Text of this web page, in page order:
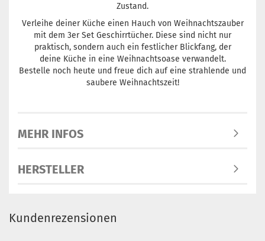
Zustand.
Verleihe deiner Küche einen Hauch von Weihnachtszauber
mit dem 3er Set Geschirrtücher. Diese sind nicht nur
praktisch, sondern auch ein festlicher Blickfang, der
deine Küche in eine Weihnachtsoase verwandelt.
Bestelle noch heute und freue dich auf eine strahlende und
saubere Weihnachtszeit!
MEHR INFOS
HERSTELLER
Kundenrezensionen